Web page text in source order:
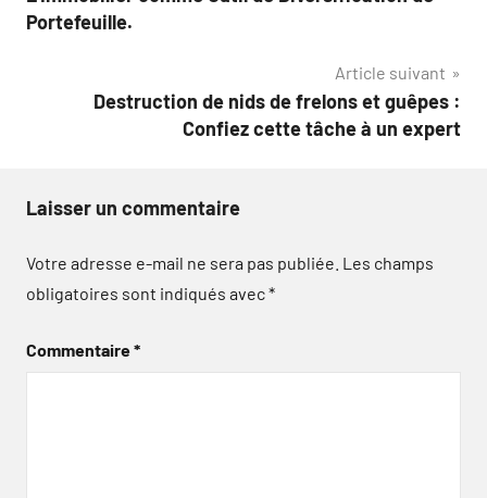
de
Portefeuille.
Article suivant
Destruction de nids de frelons et guêpes :
Confiez cette tâche à un expert
Laisser un commentaire
Votre adresse e-mail ne sera pas publiée. Les champs
obligatoires sont indiqués avec*
Commentaire*